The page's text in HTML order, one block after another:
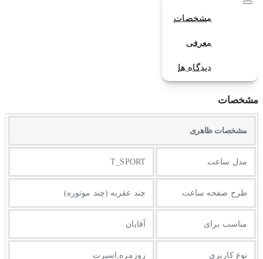
مشخصات
معرفی
دیدگاه ها
مشخصات
مشخصات ظاهری
مدل ساعت T_SPORT
طرح صفحه ساعت چند عقربه (چند موتوره)
مناسب برای آقایان
نوع کاربری روزمره,اسپرت